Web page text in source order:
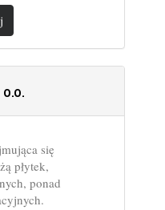
się
płytek,
ponad